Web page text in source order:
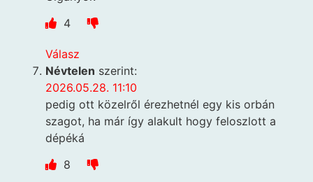
4
Válasz
Névtelen szerint:
2026.05.28. 11:10
pedig ott közelről érezhetnél egy kis orbán
szagot, ha már így alakult hogy feloszlott a
dépéká
8